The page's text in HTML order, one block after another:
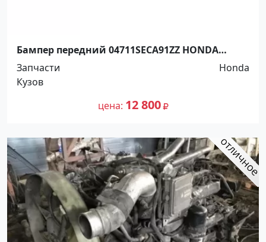
Бампер передний 04711SECA91ZZ HONDA
ACCORD 2005-2008 Краснодар
Запчасти
Honda
Кузов
цена 12 800